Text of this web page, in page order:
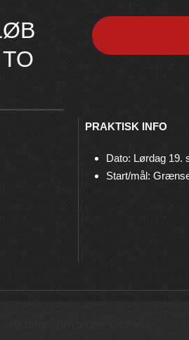
PRAKTISK INFO
Dato: Lørdag 19.
Start/mål: